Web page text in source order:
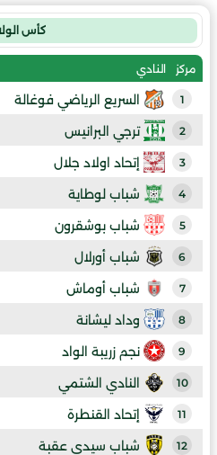
كأس
مركز النادي
1 السريع الرياضي فوغالة
2 ترجي البرانيس
3 إتحاد اولاد جلال
4 شباب لوطاية
5 شباب بوشقرون
6 شباب أورلال
7 شباب أوماش
8 وداد ليشانة
9 نجم زريبة الواد
10 النادي الشتمي
11 إتحاد القنطرة
12 شباب سيدي عقبة